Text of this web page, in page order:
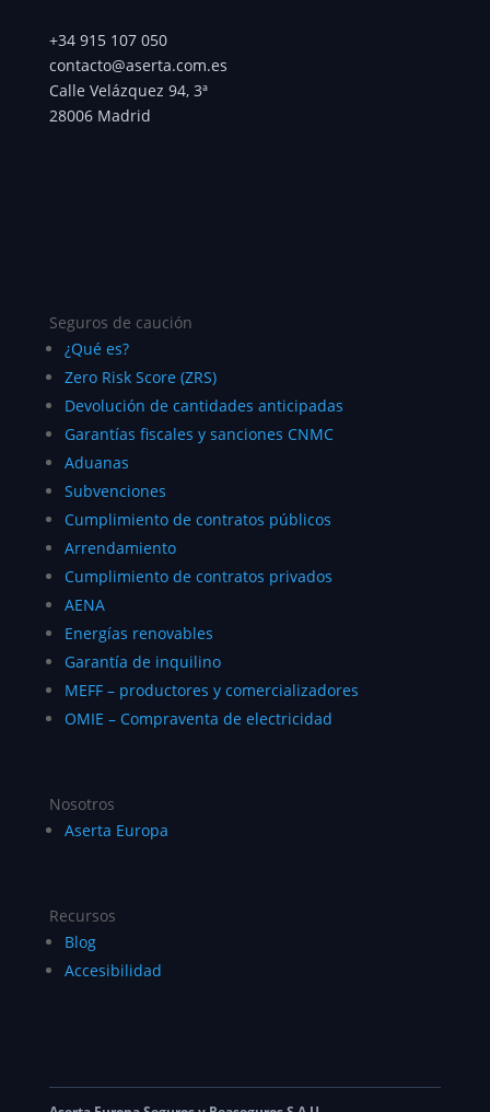
+34 915 107 050
contacto@aserta.com.es
Calle Velázquez 94, 3ª
28006 Madrid
Seguros de caución
¿Qué es?
Zero Risk Score (ZRS)
Devolución de cantidades anticipadas
Garantías fiscales y sanciones CNMC
Aduanas
Subvenciones
Cumplimiento de contratos públicos
Arrendamiento
Cumplimiento de contratos privados
AENA
Energías renovables
Garantía de inquilino
MEFF – productores y comercializadores
OMIE – Compraventa de electricidad
Nosotros
Aserta Europa
Recursos
Blog
Accesibilidad